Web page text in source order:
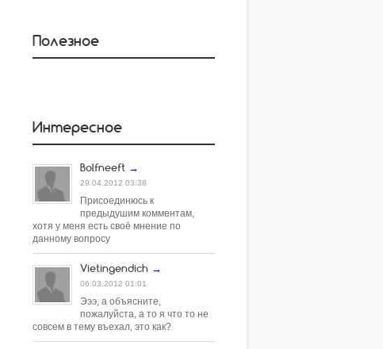
Полезное
Интересное
Bolfneeft →
29.04.2012 03:38
Присоединюсь к
предыдушим комментам,
хотя у меня есть своё мнение по
данному вопросу
Vietingendich →
06.03.2012 01:01
Эээ, а объясните,
пожалуйста, а то я что то не
совсем в тему въехал, это как?